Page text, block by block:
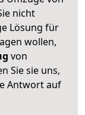
nicht
Lösung für
wollen,
von
Sie sie uns,
Antwort auf